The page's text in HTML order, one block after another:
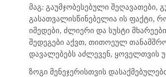
მაგ: გაუმჯობესებული შეღავათები,
გასათვალისწინებელია ის ფაქტი,
იმედები, ძლიერი და სუსტი
შედეგები აქვთ, თითოეულ
დავალებებს აძლევენ, ყოველთვის
ზოგი მენეჯერისთვის